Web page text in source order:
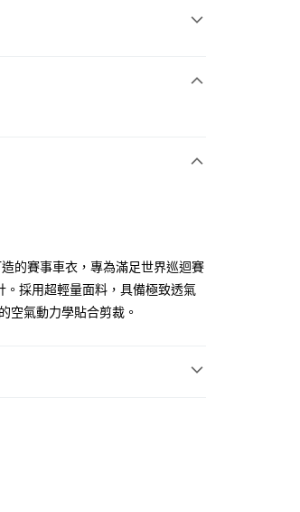
的賽事車衣，專為滿足世界巡迴賽
。採用超輕量面料，具備極致透氣
空氣動力學貼合剪裁。